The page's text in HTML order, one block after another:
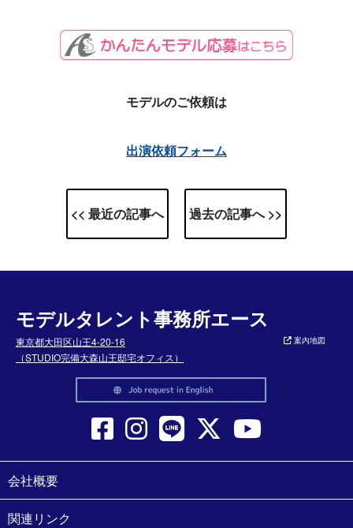
モデルのご依頼は
出演依頼フォーム
<< 最近の記事へ 過去の記事へ >>
モデルタレント事務所エース
東京都大田区山王4-20-16
（STUDIO完備大森山王邸宅オフィス）
案内地図
会社概要
関連リンク